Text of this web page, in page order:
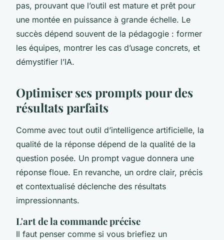
pas, prouvant que l’outil est mature et prêt pour
une montée en puissance à grande échelle. Le
succès dépend souvent de la pédagogie : former
les équipes, montrer les cas d’usage concrets, et
démystifier l’IA.
Optimiser ses prompts pour des
résultats parfaits
Comme avec tout outil d’intelligence artificielle, la
qualité de la réponse dépend de la qualité de la
question posée. Un prompt vague donnera une
réponse floue. En revanche, un ordre clair, précis
et contextualisé déclenche des résultats
impressionnants.
L'art de la commande précise
Il faut penser comme si vous briefiez un